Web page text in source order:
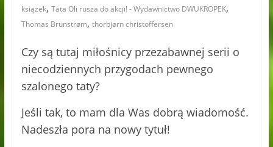
książek, Tata Oli rusza do akcji! - Wydawnictwo DWUKROPEK,
Thomas Brunstrøm, thorbjørn christoffersen
Czy są tutaj miłośnicy przezabawnej serii o
niecodziennych przygodach pewnego
szalonego taty?
Jeśli tak, to mam dla Was dobrą wiadomość.
Nadeszła pora na nowy tytuł!